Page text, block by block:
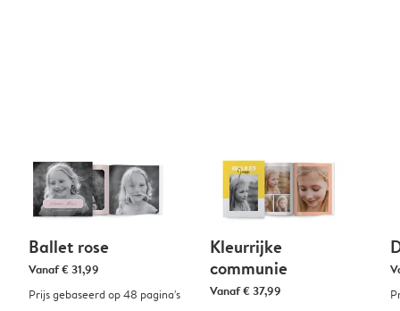
Ballet rose
Vanaf€ 31,99
Prijs gebaseerd op 48 pagina's
Kleurrijke
communie
Vanaf€ 37,99